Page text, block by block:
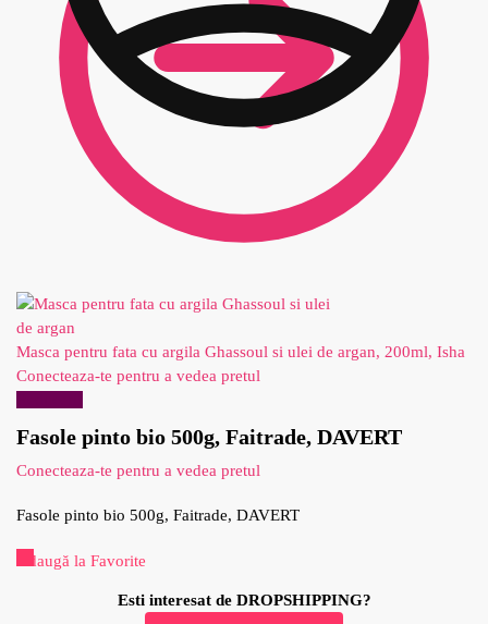
Masca pentru fata cu argila Ghassoul si ulei de argan, 200ml, Isha
Conecteaza-te pentru a vedea pretul
Fasole pinto bio 500g, Faitrade, DAVERT
Conecteaza-te pentru a vedea pretul
Fasole pinto bio 500g, Faitrade, DAVERT
Adaugă la Favorite
Esti interesat de DROPSHIPPING?